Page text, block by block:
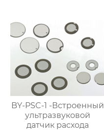
BY-PSC-1 -Встроенный
ультразвуковой
датчик расхода